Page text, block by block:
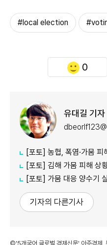
#local election
0
유대길 기자
[포토] 농협, 폭염·가뭄 피해
[포토] 김해 가뭄 피해 상
[포토] 가뭄 대응 양수기 살
기자의 다른기사
©'5개국어 글로벌 경제신문' 아주경제.